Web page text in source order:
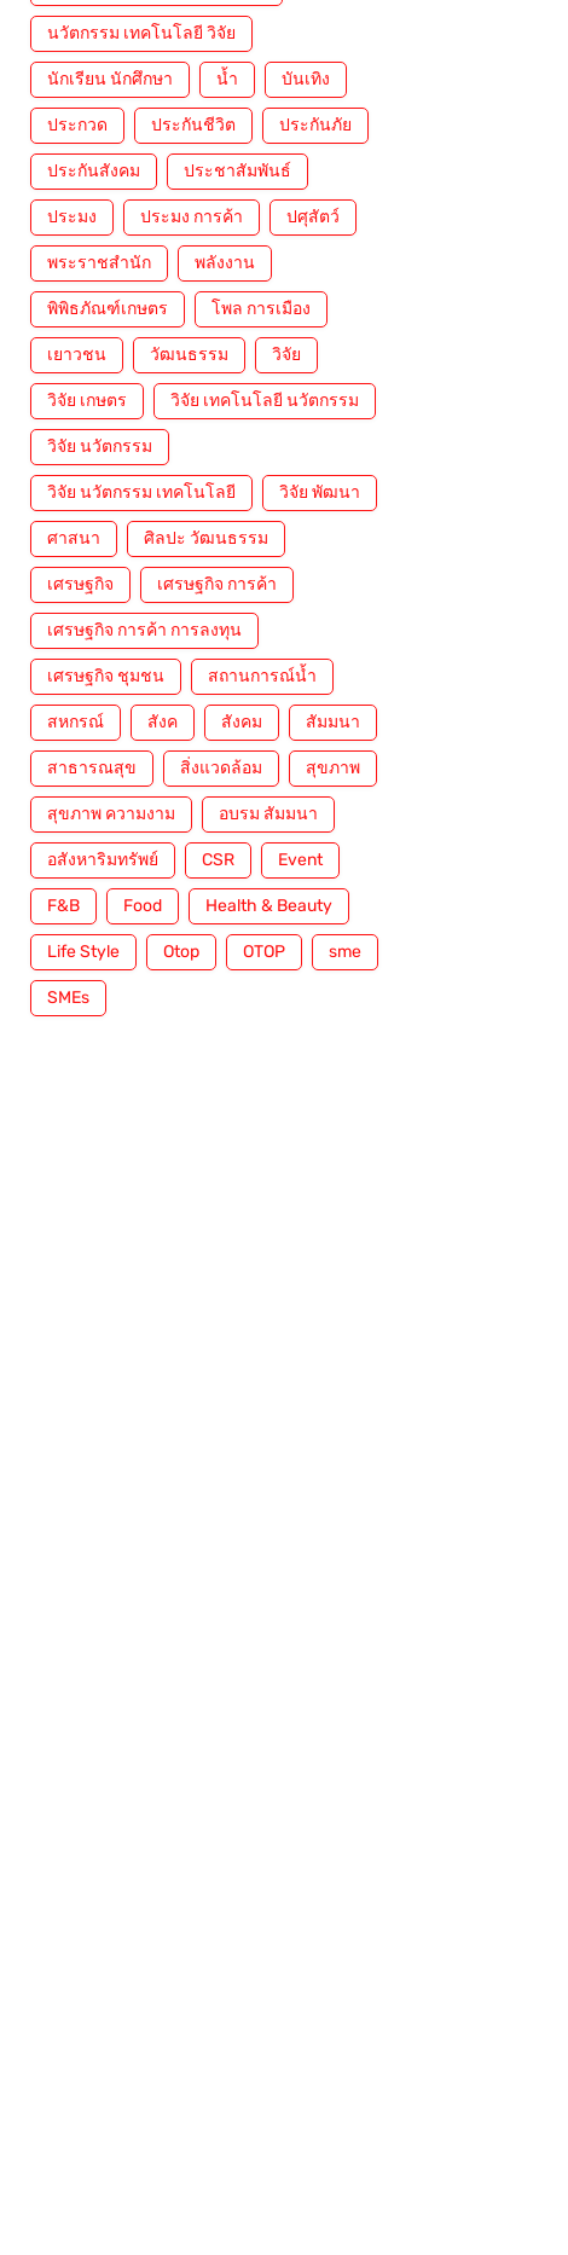
นวัตกรรม เทคโนโลยี วิจัย
นักเรียน นักศึกษา น้ำ บันเทิง
ประกวด ประกันชีวิต ประกันภัย
ประกันสังคม ประชาสัมพันธ์
ประมง ประมง การค้า ปศุสัตว์
พระราชสำนัก พลังงาน
พิพิธภัณฑ์เกษตร โพล การเมือง
เยาวชน วัฒนธรรม วิจัย
วิจัย เกษตร วิจัย เทคโนโลยี นวัตกรรม
วิจัย นวัตกรรม
วิจัย นวัตกรรม เทคโนโลยี วิจัย พัฒนา
ศาสนา ศิลปะ วัฒนธรรม
เศรษฐกิจ เศรษฐกิจ การค้า
เศรษฐกิจ การค้า การลงทุน
เศรษฐกิจ ชุมชน สถานการณ์น้ำ
สหกรณ์ สังค สังคม สัมมนา
สาธารณสุข สิ่งแวดล้อม สุขภาพ
สุขภาพ ความงาม อบรม สัมมนา
อสังหาริมทรัพย์ CSR Event
F&B Food Health & Beauty
Life Style Otop OTOP sme
SMEs